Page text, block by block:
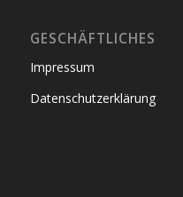
GESCHÄFTLICHES
Impressum
Datenschutzerklärung